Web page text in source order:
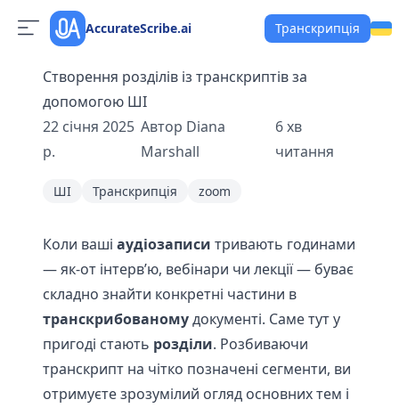
AccurateScribe.ai Транскрипція
Створення розділів із транскриптів за
допомогою ШІ
22 січня 2025
р.
Автор Diana
Marshall
6хв
читання
ШІ Транскрипція zoom
Коли ваші аудіозаписи тривають годинами
— як-от інтерв’ю, вебінари чи лекції — буває
складно знайти конкретні частини в
транскрибованомудокументі. Саме тут у
пригоді стають розділи. Розбиваючи
транскрипт на чітко позначені сегменти, ви
отримуєте зрозумілий огляд основних тем і